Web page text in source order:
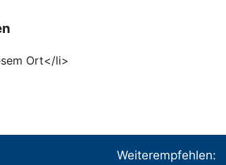
Ort</li>
Weiterempfehlen: